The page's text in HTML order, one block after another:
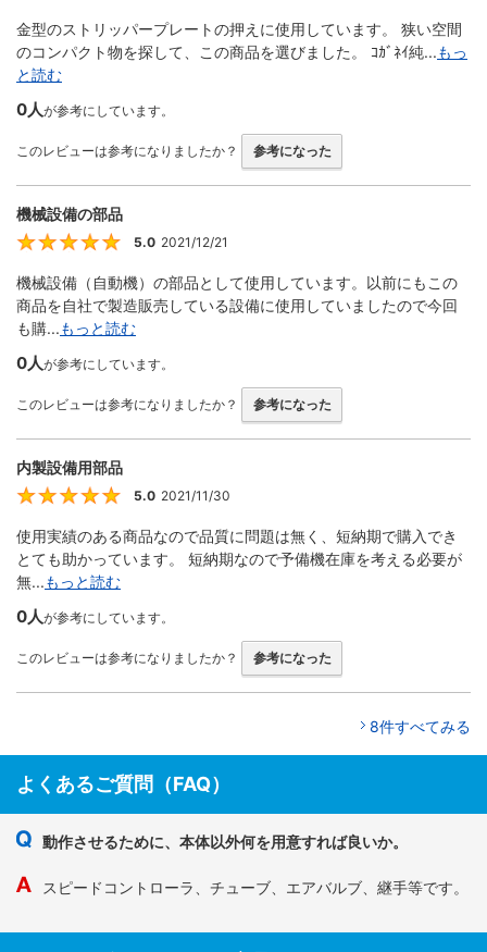
金型のストリッパープレートの押えに使用しています。 狭い空間
のコンパクト物を探して、この商品を選びました。 ｺｶﾞﾈｲ純...もっ
と読む
0人が参考にしています。
このレビューは参考になりましたか？ 参考になった
機械設備の部品
5.0 2021/12/21
機械設備（自動機）の部品として使用しています。以前にもこの
商品を自社で製造販売している設備に使用していましたので今回
も購...もっと読む
0人が参考にしています。
このレビューは参考になりましたか？ 参考になった
内製設備用部品
5.0 2021/11/30
使用実績のある商品なので品質に問題は無く、短納期で購入でき
とても助かっています。 短納期なので予備機在庫を考える必要が
無...もっと読む
0人が参考にしています。
このレビューは参考になりましたか？ 参考になった
8件すべてみる
よくあるご質問（FAQ）
動作させるために、本体以外何を用意すれば良いか。
スピードコントローラ、チューブ、エアバルブ、継手等です。